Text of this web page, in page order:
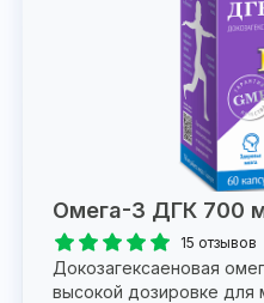
Омега-3 ДГК 700
15 отзывов
Докозагексаеновая
высокой дозировке для